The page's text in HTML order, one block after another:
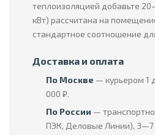
теплоизоляцией добавьте
кВт) рассчитана на
стандартное соотношение
Доставка и оплата
По Москве — курьером 1
000 ₽.
По России —
ПЭК, Деловые Линии), 3—7